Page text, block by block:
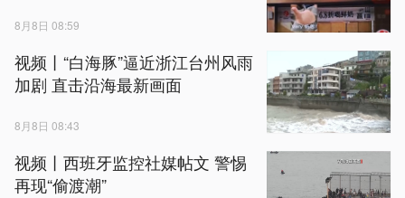
8月8日 08:59
视频丨“白海豚”逼近浙江台州风雨
加剧 直击沿海最新画面
8月8日 08:43
视频丨西班牙监控社媒帖文 警惕
再现“偷渡潮”